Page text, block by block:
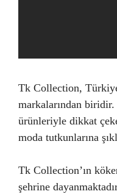
Tk Collection,
markalarından
ürünleriyle dikkat
moda tutkunlarına
Tk Collection’ın
şehrine